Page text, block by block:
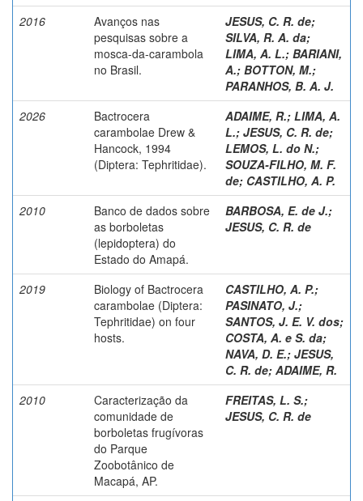
2016
Avanços nas
pesquisas sobre a
mosca-da-carambola
no Brasil.
JESUS, C. R. de;
SILVA, R. A. da;
LIMA, A. L.; BARIANI,
A.; BOTTON, M.;
PARANHOS, B. A. J.
2026
Bactrocera
carambolae Drew &
Hancock, 1994
(Diptera: Tephritidae).
ADAIME, R.; LIMA, A.
L.; JESUS, C. R. de;
LEMOS, L. do N.;
SOUZA-FILHO, M. F.
de; CASTILHO, A. P.
2010
Banco de dados sobre
as borboletas
(lepidoptera) do
Estado do Amapá.
BARBOSA, E. de J.;
JESUS, C. R. de
2019
Biology of Bactrocera
carambolae (Diptera:
Tephritidae) on four
hosts.
CASTILHO, A. P.;
PASINATO, J.;
SANTOS, J. E. V. dos;
COSTA, A. e S. da;
NAVA, D. E.; JESUS,
C. R. de; ADAIME, R.
2010
Caracterização da
comunidade de
borboletas frugívoras
do Parque
Zoobotânico de
Macapá, AP.
FREITAS, L. S.;
JESUS, C. R. de